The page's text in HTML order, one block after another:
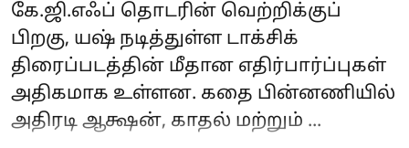
கே.ஜி.எஃப் தொடரின் வெற்றிக்குப்
பிறகு, யஷ் நடித்துள்ள டாக்சிக்
திரைப்படத்தின் மீதான எதிர்பார்ப்புகள்
அதிகமாக உள்ளன. கதை பின்னணியில்
அதிரடி ஆக்ஷன், காதல் மற்றும் ...